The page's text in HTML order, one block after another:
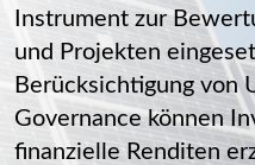
Instrument zur
und Projekten
Berücksichtigung von
Governance können
finanzielle Renditen